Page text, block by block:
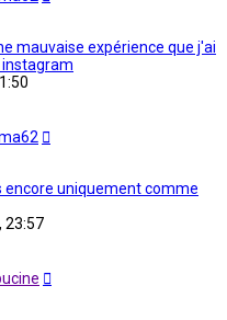
mauvaise expérience que j'ai
encore uniquement comme
23:57